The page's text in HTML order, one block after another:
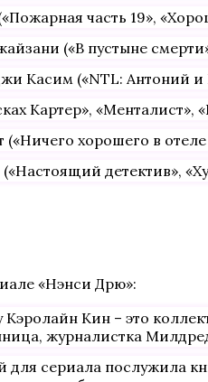
часть 19»,
(«В пустыне
Касим («NTL: Антоний и
Картер», «Менталист»,
(«Ничего хорошего в
детектив»,
«Нэнси Дрю»:
Кин – это
журналистка
для сериала послужила